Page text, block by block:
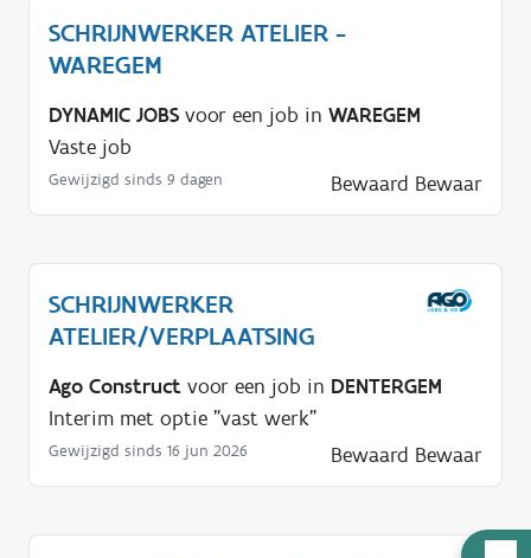
SCHRIJNWERKER ATELIER -
WAREGEM
DYNAMIC JOBS voor een job in WAREGEM
Vaste job
Gewijzigd sinds 9 dagen Bewaard Bewaar
SCHRIJNWERKER
ATELIER/VERPLAATSING
Ago Construct voor een job in DENTERGEM
Interim met optie "vast werk"
Gewijzigd sinds 16 jun 2026 Bewaard Bewaar